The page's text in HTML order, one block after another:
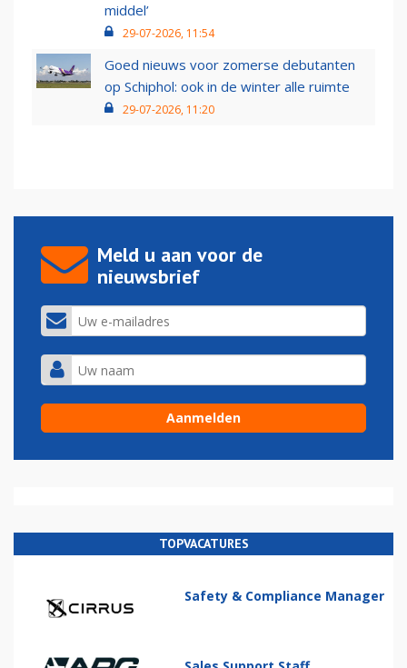
middel’
29-07-2026, 11:54
Goed nieuws voor zomerse debutanten
op Schiphol: ook in de winter alle ruimte
29-07-2026, 11:20
Meld u aan voor de
nieuwsbrief
TOPVACATURES
Safety & Compliance Manager